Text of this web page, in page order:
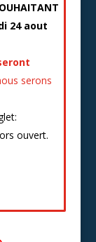
24 aout
serons
ouvert.